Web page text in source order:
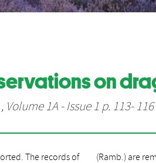
on
Volume 1A - Issue 1 p. 113- 116
The records of
(Ramb.) are